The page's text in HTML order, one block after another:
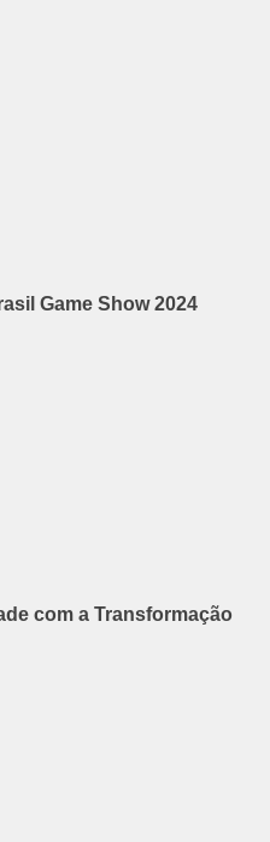
Game Show 2024
com a Transformação